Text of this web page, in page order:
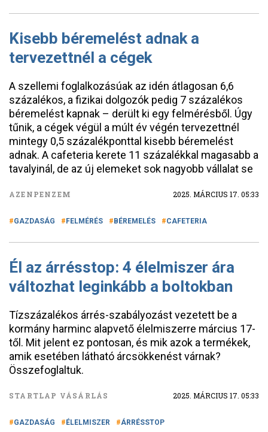
Kisebb béremelést adnak a
tervezettnél a cégek
A szellemi foglalkozásúak az idén átlagosan 6,6
százalékos, a fizikai dolgozók pedig 7 százalékos
béremelést kapnak – derült ki egy felmérésből. Úgy
tűnik, a cégek végül a múlt év végén tervezettnél
mintegy 0,5 százalékponttal kisebb béremelést
adnak. A cafeteria kerete 11 százalékkal magasabb a
tavalyinál, de az új elemeket sok nagyobb vállalat se
AZENPENZEM 2025. MÁRCIUS 17. 05:33
GAZDASÁG FELMÉRÉS BÉREMELÉS CAFETERIA
Él az árrésstop: 4 élelmiszer ára
változhat leginkább a boltokban
Tízszázalékos árrés-szabályozást vezetett be a
kormány harminc alapvető élelmiszerre március 17-
től. Mit jelent ez pontosan, és mik azok a termékek,
amik esetében látható árcsökkenést várnak?
Összefoglaltuk.
STARTLAP VÁSÁRLÁS 2025. MÁRCIUS 17. 05:33
GAZDASÁG ÉLELMISZER ÁRRÉSSTOP